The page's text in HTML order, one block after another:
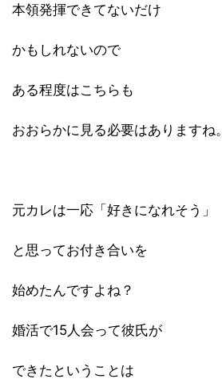
本領発揮できてないだけ
かもしれないので
ある程度はこちらも
おおらかに見る必要はありますね。
元カレは一応「好きになれそう」
と思ってお付き合いを
始めたんですよね？
婚活で15人会って彼氏が
できたということは